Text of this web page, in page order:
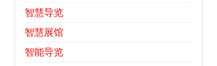
智慧导览
智慧展馆
智能导览